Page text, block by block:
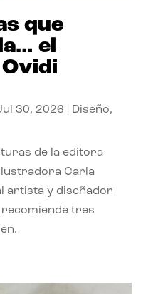
que
el
30, 2026 Diseño,
de la editora
ilustradora Carla
artista y diseñador
recomiende tres